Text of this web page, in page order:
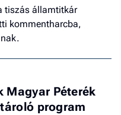
tiszás államtitkár
kommentharcba,
Magyar Péterék
program